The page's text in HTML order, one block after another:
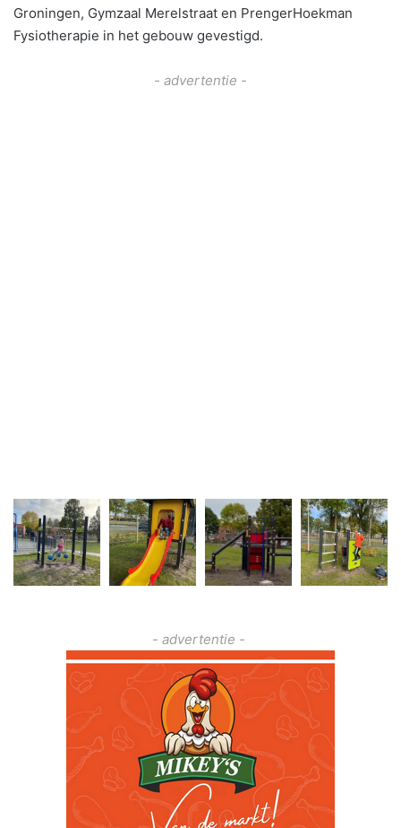
Groningen, Gymzaal Merelstraat en PrengerHoekman
Fysiotherapie in het gebouw gevestigd.
- advertentie -
- advertentie -